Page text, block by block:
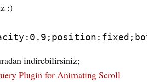
:)
indirebilirsiniz;
Plugin for Animating Scroll